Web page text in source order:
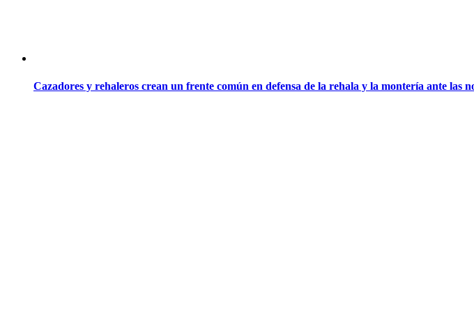
Cazadores y rehaleros crean un frente común en defensa de la rehala y la montería ante las